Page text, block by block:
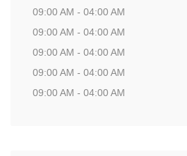
09:00 AM - 04:00 AM
09:00 AM - 04:00 AM
09:00 AM - 04:00 AM
09:00 AM - 04:00 AM
09:00 AM - 04:00 AM